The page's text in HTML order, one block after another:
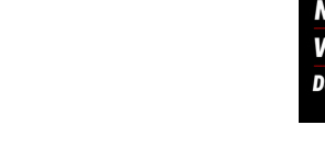
oly édes volt szava zenéje.
Boldogabb már ne is
Ám az átkozott fának
elszunnyadtam..., s hogy